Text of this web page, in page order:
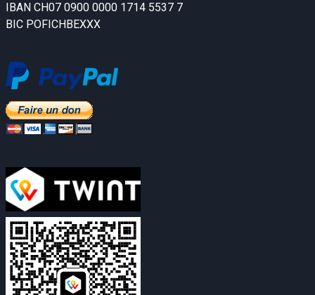
IBAN CH07 0900 0000 1714 5537 7
BIC POFICHBEXXX